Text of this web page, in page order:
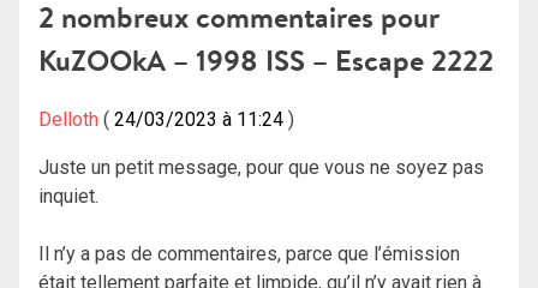
2 nombreux commentaires pour
KuZOOkA – 1998 ISS – Escape 2222
Delloth 24/03/2023 à 11:24
Juste un petit message, pour que vous ne soyez pas
inquiet.
Il n’y a pas de commentaires, parce que l’émission
était tellement parfaite et limpide, qu’il n’y avait rien à